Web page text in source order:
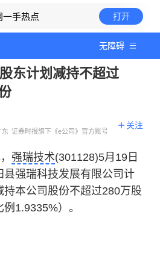
一手热点 打开
无障碍
东计划减持不超过
东 证券时报旗下《e公司》官方账号
关注
强瑞技术(301128)5月19日
县强瑞科技发展有限公司计
本公司股份不超过280万股
1.9335%）。